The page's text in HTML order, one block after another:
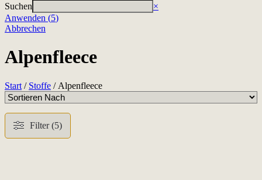
Suchen
×
Anwenden (5)
Abbrechen
Alpenfleece
Start / Stoffe / Alpenfleece
Filter (5)